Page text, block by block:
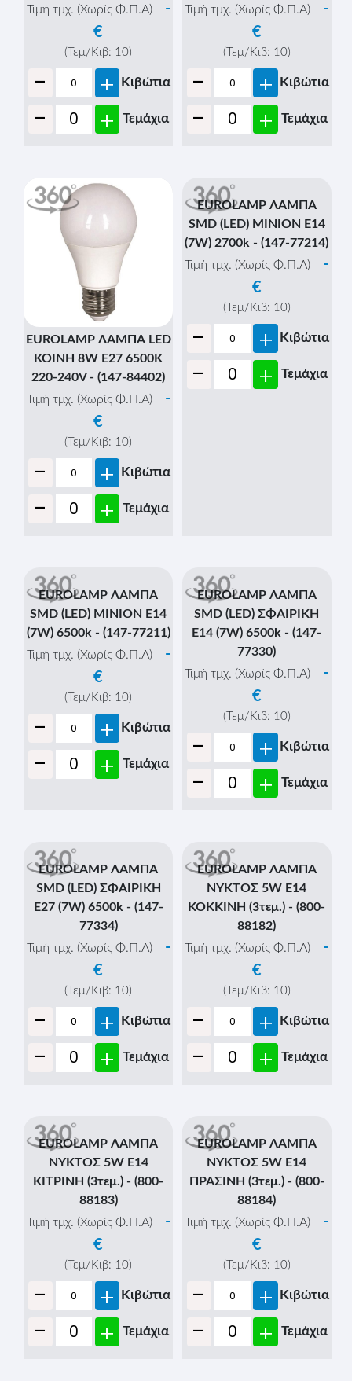
Τιμή τμχ. (Χωρίς Φ.Π.Α)
-
€
(Τεμ/Κιβ: 10)
- + Κιβώτια
- + Τεμάχια
Τιμή τμχ. (Χωρίς Φ.Π.Α)
-
€
(Τεμ/Κιβ: 10)
- + Κιβώτια
- + Τεμάχια
EUROLAMP ΛΑΜΠΑ LED
ΚΟΙΝΗ 8W Ε27 6500K
220-240V - (147-84402)
Τιμή τμχ. (Χωρίς Φ.Π.Α)
-
€
(Τεμ/Κιβ: 10)
- + Κιβώτια
- + Τεμάχια
EUROLAMP ΛΑΜΠΑ
SMD (LED) MINION E14
(7W) 2700k - (147-77214)
Τιμή τμχ. (Χωρίς Φ.Π.Α)
-
€
(Τεμ/Κιβ: 10)
- + Κιβώτια
- + Τεμάχια
EUROLAMP ΛΑΜΠΑ
SMD (LED) MINION E14
(7W) 6500k - (147-77211)
Τιμή τμχ. (Χωρίς Φ.Π.Α)
-
€
(Τεμ/Κιβ: 10)
- + Κιβώτια
- + Τεμάχια
EUROLAMP ΛΑΜΠΑ
SMD (LED) ΣΦΑΙΡΙΚΗ
E14 (7W) 6500k - (147-
77330)
Τιμή τμχ. (Χωρίς Φ.Π.Α)
-
€
(Τεμ/Κιβ: 10)
- + Κιβώτια
- + Τεμάχια
EUROLAMP ΛΑΜΠΑ
SMD (LED) ΣΦΑΙΡΙΚΗ
E27 (7W) 6500k - (147-
77334)
Τιμή τμχ. (Χωρίς Φ.Π.Α)
-
€
(Τεμ/Κιβ: 10)
- + Κιβώτια
- + Τεμάχια
EUROLAMP ΛΑΜΠΑ
ΝΥΚΤΟΣ 5W E14
KOKKINH (3τεμ.) - (800-
88182)
Τιμή τμχ. (Χωρίς Φ.Π.Α)
-
€
(Τεμ/Κιβ: 10)
- + Κιβώτια
- + Τεμάχια
EUROLAMP ΛΑΜΠΑ
ΝΥΚΤΟΣ 5W E14
ΚΙΤΡΙΝΗ (3τεμ.) - (800-
88183)
Τιμή τμχ. (Χωρίς Φ.Π.Α)
-
€
(Τεμ/Κιβ: 10)
- + Κιβώτια
- + Τεμάχια
EUROLAMP ΛΑΜΠΑ
ΝΥΚΤΟΣ 5W E14
ΠΡΑΣΙΝΗ (3τεμ.) - (800-
88184)
Τιμή τμχ. (Χωρίς Φ.Π.Α)
-
€
(Τεμ/Κιβ: 10)
- + Κιβώτια
- + Τεμάχια